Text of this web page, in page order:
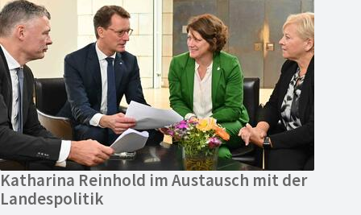
Katharina Reinhold im Austausch mit der
Landespolitik